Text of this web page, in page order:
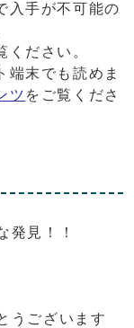
入手が不可能の
ださい。
端末でも読めま
ツ をご覧くださ
発見！！
うございます